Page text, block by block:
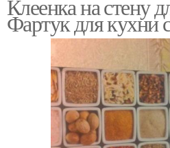
Клеенка на стену
Фартук для кухни